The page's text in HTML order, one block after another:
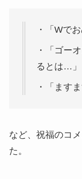
・「Wで
・「ゴー
るとは…」
・「ます
など、祝福のコ
た。